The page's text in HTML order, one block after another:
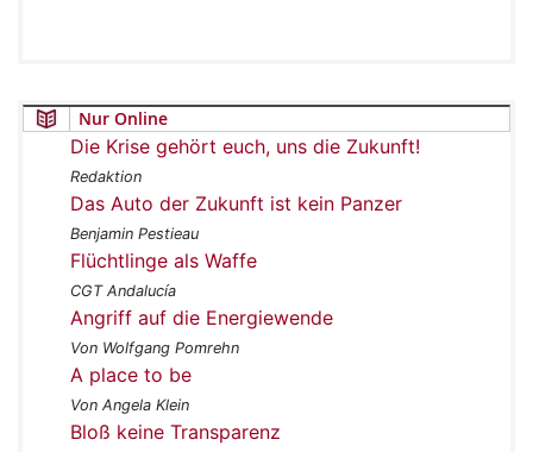
Nur Online
Die Krise gehört euch, uns die Zukunft!
Redaktion
Das Auto der Zukunft ist kein Panzer
Benjamin Pestieau
Flüchtlinge als Waffe
CGT Andalucía
Angriff auf die Energiewende
Von Wolfgang Pomrehn
A place to be
Von Angela Klein
Bloß keine Transparenz